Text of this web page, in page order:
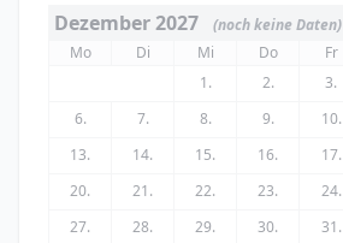
Dezember 2027
(noch keine Daten)
Mo
Di Mi Do Fr
1.
2. 3.
6.
7. 8. 9. 10.
13.
14. 15. 16. 17.
20.
21. 22. 23. 24.
27.
28. 29. 30. 31.